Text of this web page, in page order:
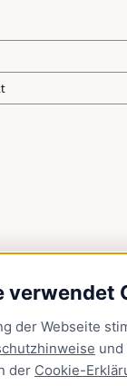
verwendet
der Webseite
der Cookie-